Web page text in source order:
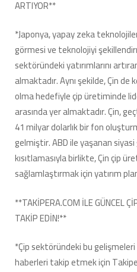
ARTIYOR**
*Japonya, yapay zeka
görmesi ve teknolojiyi
sektöründeki yatırımlarını
almaktadır. Aynı şekilde, Çin
olma hedefiyle çip üretiminde
arasında yer almaktadır. Çin,
41 milyar dolarlık bir fon
gelmiştir. ABD ile yaşanan
kısıtlamasıyla birlikte, Çin çip
sağlamlaştırmak için yatırım
**TAKİPERA.COM İLE GÜNCEL
TAKİP EDİN!**
*Çip sektöründeki bu
haberleri takip etmek için